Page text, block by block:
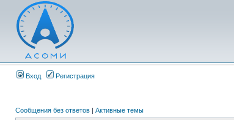
Вход Регистрация
Сообщения без ответов | Активные темы